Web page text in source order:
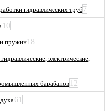
гидравлических труб7
10
пружин 18
электрические,
барабанов 12
61